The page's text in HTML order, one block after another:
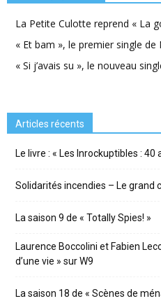
La Petite Culotte reprend « La
« Et bam », le premier single de
« Si j’avais su », le nouveau
Articles récents
Le livre : « Les Inrockuptibles : 40
Solidarités incendies – Le grand
La saison 9 de « Totally Spies! »
Laurence Boccolini et Fabien
d’une vie » sur W9
La saison 18 de « Scènes de